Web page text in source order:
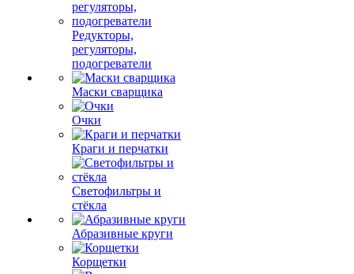
Редукторы,
регуляторы,
подогреватели
Маски сварщика
Очки
Краги и перчатки
Светофильтры и
стёкла
Абразивные круги
Корщетки